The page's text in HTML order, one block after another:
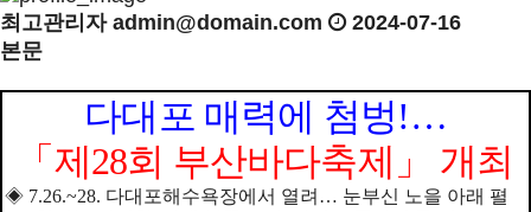
최고관리자 admin@domain.com
2024-07-16
본문
다대포 매력에 첨벙!…
「 제28회 부산바다축제 」 개최
◈ 7.26.~28. 다대포해수욕장에서 열려 … 눈부신 노을 아래 펼